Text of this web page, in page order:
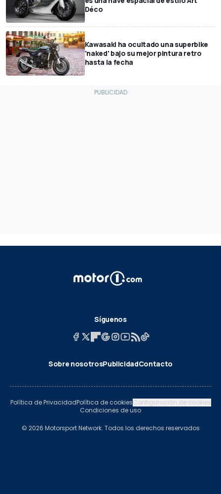
Déco
Kawasaki ha ocultado una superbike
'naked' bajo su mejor pintura retro
hasta la fecha
Síguenos
Sobre nosotrosPublicidadContacto
Política de PrivacidadPolítica de cookiesConfiguración de cookies
Condiciones de uso
© 2026 Motorsport Network. Todos los derechos reservados